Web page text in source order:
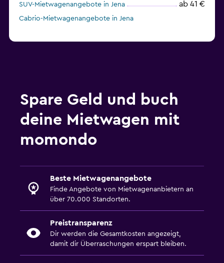
SUV-Mietwagenangebote in Jena ab 41 €
Cabrio-Mietwagenangebote in Jena
Spare Geld und buch
deine Mietwagen mit
momondo
Beste Mietwagenangebote
Finde Angebote von Mietwagenanbietern an
über 70.000 Standorten.
Preistransparenz
Dir werden die Gesamtkosten angezeigt,
damit dir Überraschungen erspart bleiben.